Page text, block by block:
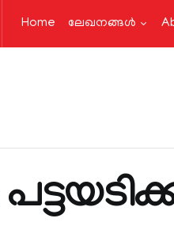
Home ലേഖനങ്ങള്‍